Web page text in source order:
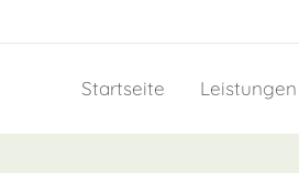
Startseite Leistungen